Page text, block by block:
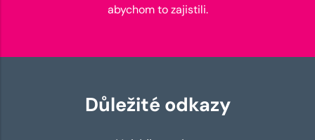
abychom to zajistili.
Důležité odkazy